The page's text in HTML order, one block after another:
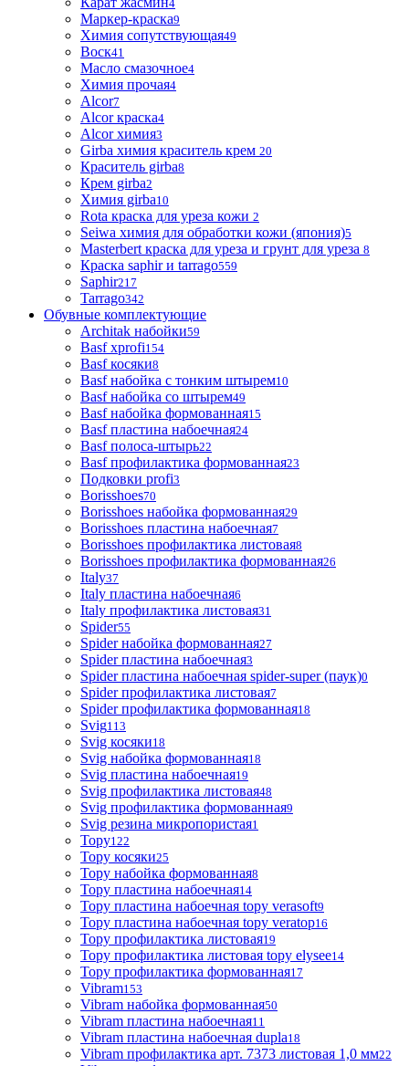
4
Маркер-краска9
Химия сопутствующая49
Воск41
Масло смазочное4
Химия прочая4
Alcor7
Alcor краска4
Alcor химия3
Girba химия краситель крем 20
Краситель girba8
Крем girba2
Химия girba10
Rota краска для уреза кожи 2
Seiwa химия для обработки кожи (япония)5
Masterbert краска для уреза и грунт для уреза 8
Краска saphir и tarrago559
Saphir217
Tarrago342
Обувные комплектующие
Architak набойки59
Basf xprofi154
Basf косяки8
Basf набойка с тонким штырем10
Basf набойка со штырем49
Basf набойка формованная15
Basf пластина набоечная24
Basf полоса-штырь22
Basf профилактика формованная23
Подковки profi3
Borisshoes70
Borisshoes набойка формованная29
Borisshoes пластина набоечная7
Borisshoes профилактика листовая8
Borisshoes профилактика формованная26
Italy37
Italy пластина набоечная6
Italy профилактика листовая31
Spider55
Spider набойка формованная27
Spider пластина набоечная3
Spider пластина набоечная spider-super (паук)0
Spider профилактика листовая7
Spider профилактика формованная18
Svig113
Svig косяки18
Svig набойка формованная18
Svig пластина набоечная19
Svig профилактика листовая48
Svig профилактика формованная9
Svig резина микропористая1
Topy122
Topy косяки25
Topy набойка формованная8
Topy пластина набоечная14
Topy пластина набоечная topy verasoft9
Topy пластина набоечная topy veratop16
Topy профилактика листовая19
Topy профилактика листовая topy elysee14
Topy профилактика формованная17
Vibram153
Vibram набойка формованная50
Vibram пластина набоечная11
Vibram пластина набоечная dupla18
Vibram профилактика арт. 7373 листовая 1,0 мм22